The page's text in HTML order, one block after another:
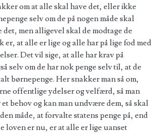
om at alle skal have det, eller ikke
selv om de på nogen måde skal
men alligevel skal de modtage de
at alle er lige og alle har på lige fod med
Det vil sige, at alle har krav på
selv om de har nok penge selv til, at de
børnepenge. Her snakker man så om,
offentlige ydelser og velfærd, så man
behov og kan man undvære dem, så skal
måde, at forvalte statens penge på, end
loven er nu, er at alle er lige uanset